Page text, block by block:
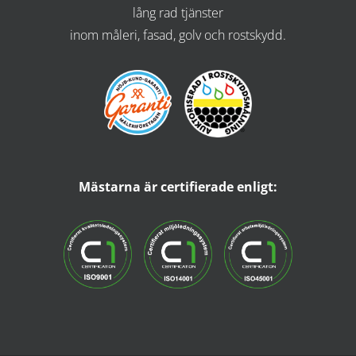
lång rad tjänster
inom måleri, fasad, golv och rostskydd.
Mästarna är certifierade enligt: